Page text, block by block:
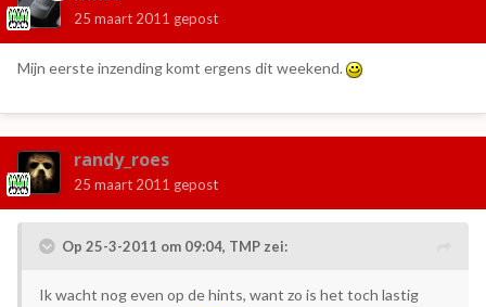
25 maart 2011 gepost
Mijn eerste inzending komt ergens dit weekend.
randy_roes
25 maart 2011 gepost
Op 25-3-2011 om 09:04, TMP zei:
Ik wacht nog even op de hints, want zo is het toch lastig